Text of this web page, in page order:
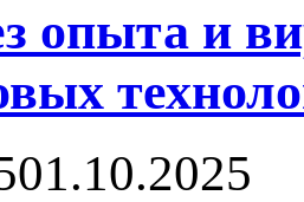
опыта и
01.10.2025